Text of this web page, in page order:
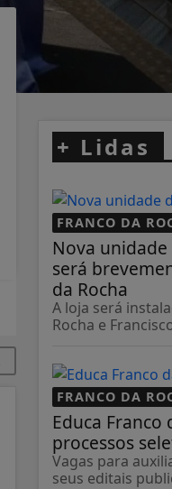
+ Lidas
FRANCO DA
Nova
será
da Rocha
A loja será
Rocha e
FRANCO DA
Educa
processos
Vagas para
seus editais